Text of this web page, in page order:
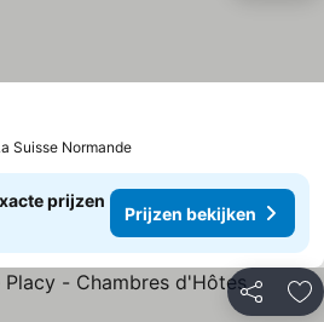
Suisse Normande
prijzen
Prijzen bekijken
Delen